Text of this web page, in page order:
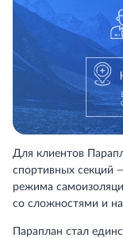
Для клиентов
спортивных секций
режима
со сложностями и
Параплан стал